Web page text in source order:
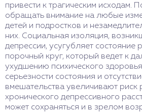
привести к трагическим исходам.
обращать внимание на любые
детей и подростков и
них. Социальная изоляция,
депрессии, усугубляет состояние
порочный круг, который ведет к
ухудшению психического
серьезности состояния и
вмешательства увеличивают риск
хронического депрессивного
может сохраняться и в зрелом